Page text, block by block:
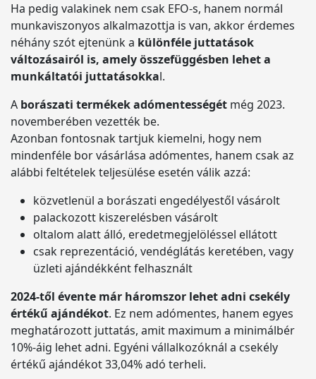
Ha pedig valakinek nem csak EFO-s, hanem normál
munkaviszonyos alkalmazottja is van, akkor érdemes
néhány szót ejtenünk a különféle juttatások
változásairól is, amely összefüggésben lehet a
munkáltatói juttatásokkal.
A borászati termékek adómentességét még 2023.
novemberében vezették be.
Azonban fontosnak tartjuk kiemelni, hogy nem
mindenféle bor vásárlása adómentes, hanem csak az
alábbi feltételek teljesülése esetén válik azzá:
közvetlenül a borászati engedélyestől vásárolt
palackozott kiszerelésben vásárolt
oltalom alatt álló, eredetmegjelöléssel ellátott
csak reprezentáció, vendéglátás keretében, vagy
üzleti ajándékként felhasznált
2024-től évente már háromszor lehet adni csekély
értékű ajándékot. Ez nem adómentes, hanem egyes
meghatározott juttatás, amit maximum a minimálbér
10%-áig lehet adni. Egyéni vállalkozóknál a csekély
értékű ajándékot 33,04% adó terheli.